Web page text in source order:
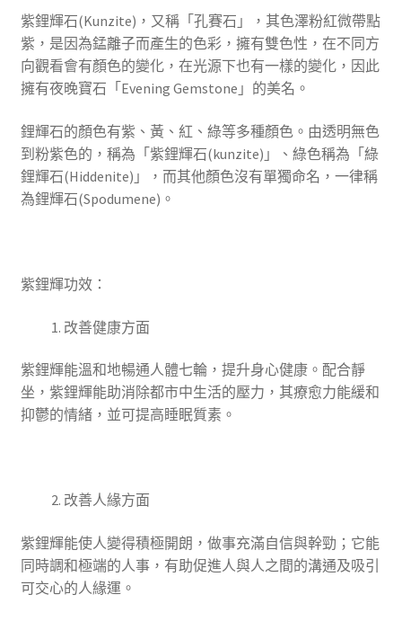
紫鋰輝石(Kunzite) ，又稱「孔賽石」，其色澤粉紅微帶點
紫，是因為錳離子而產生的色彩，擁有雙色性，在不同方
向觀看會有顏色的變化，在光源下也有一樣的變化，因此
擁有夜晚寶石「Evening Gemstone」的美名。
鋰輝石的顏色有紫、黃、紅、綠等多種顏色。由透明無色
到粉紫色的，稱為「紫鋰輝石(kunzite)」、綠色稱為「綠
鋰輝石(Hiddenite)」，而其他顏色沒有單獨命名，一律稱
為鋰輝石(Spodumene)。
紫鋰輝功效：
改善健康方面
紫鋰輝能溫和地暢通人體七輪，提升身心健康。配合靜
坐，紫鋰輝能助消除都市中生活的壓力，其療愈力能緩和
抑鬱的情緒，並可提高睡眠質素。
改善人緣方面
紫鋰輝能使人變得積極開朗，做事充滿自信與幹勁；它能
同時調和極端的人事，有助促進人與人之間的溝通及吸引
可交心的人緣運。